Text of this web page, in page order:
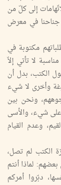
إلى كلّ من
جناحنا في معرض
مكتوبة في
لا تأتي إلاّ
الكتب، بدل أن
وأخرى لا شيء
ونحن بين
شيء، والأسى
وعدم القيام
الكتب لم تصل،
لماذا أنتم
دبّروا أمركم